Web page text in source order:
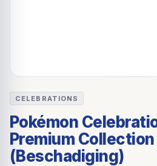
CELEBRATIONS
Pokémon
Premium Collection
(Beschadiging)